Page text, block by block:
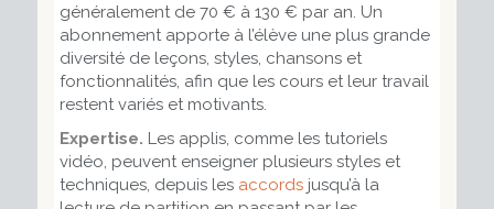
généralement de 70 € à 130 € par an. Un
abonnement apporte à l’élève une plus grande
diversité de leçons, styles, chansons et
fonctionnalités, afin que les cours et leur travail
restent variés et motivants.
Expertise. Les applis, comme les tutoriels
vidéo, peuvent enseigner plusieurs styles et
techniques, depuis les accordsjusqu’à la